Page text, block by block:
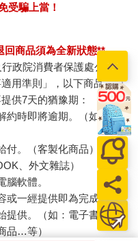
受騙上當！
回商品須為全新狀態**
政院消費者保護處公告之
用準則」，以下商品購買
供7天的猶豫期：
約時即將逾期。（如：生
。（客製化商品）
、外文雜誌）
軟體。
或一經提供即為完成之線
提供。（如：電子書、電
品…等）